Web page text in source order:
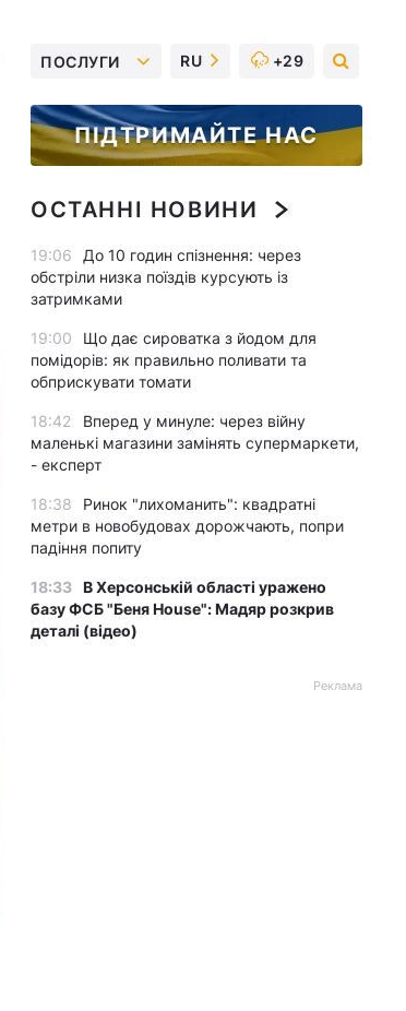
ПОСЛУГИ RU +29
ПІДТРИМАЙТЕ НАС
ОСТАННІ НОВИНИ
19:06
До 10 годин спізнення: через
обстріли низка поїздів курсують із
затримками
19:00
Що дає сироватка з йодом для
помідорів: як правильно поливати та
обприскувати томати
18:42
Вперед у минуле: через війну
маленькі магазини замінять супермаркети,
- експерт
18:38
Ринок "лихоманить": квадратні
метри в новобудовах дорожчають, попри
падіння попиту
18:33 В Херсонській області уражено
базу ФСБ "Беня House": Мадяр розкрив
деталі (відео)
Реклама